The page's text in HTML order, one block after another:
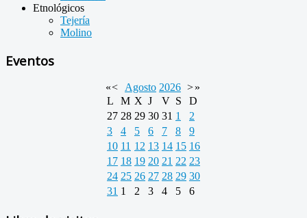
Etnológicos
Tejería
Molino
Eventos
«< Agosto 2026 >»
L
M X J V S
D
27 28 29 30 31 1
2
3
4 5 6 7 8
9
10 11 12 13 14 15 16
17 18 19 20 21 22 23
24 25 26 27 28 29 30
31 1 2 3 4 5 6